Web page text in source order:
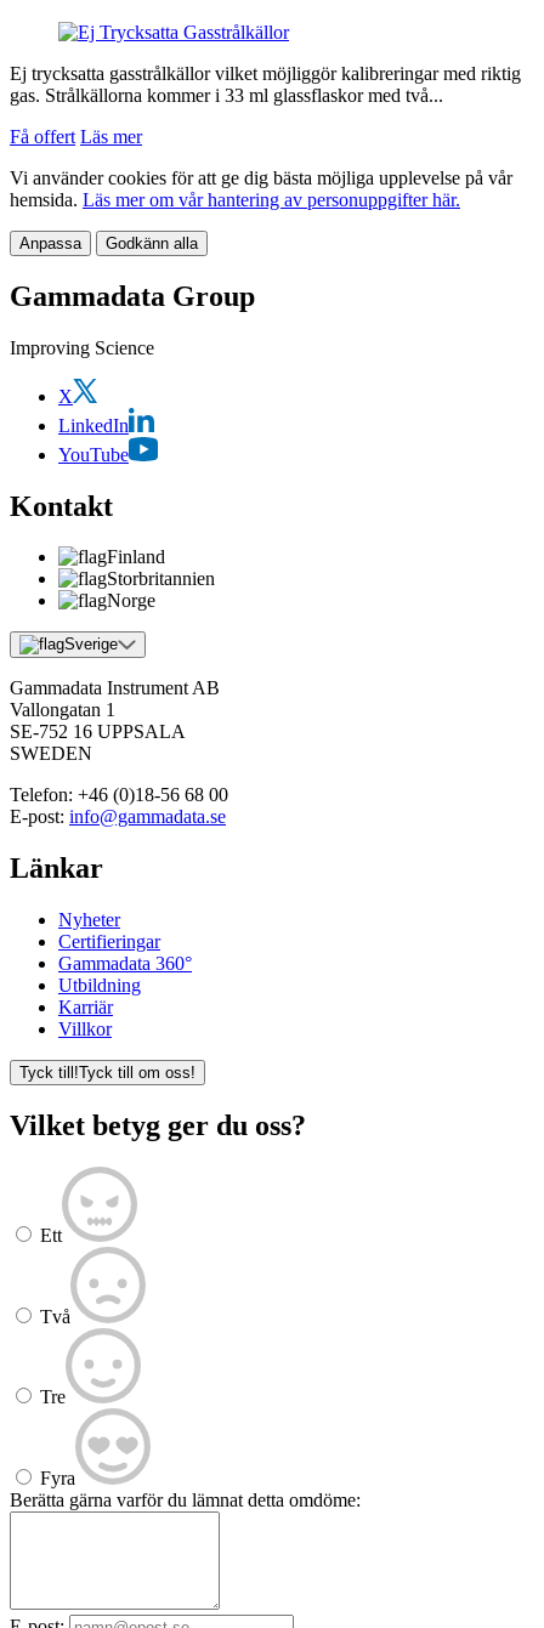
Ej trycksatta gasstrålkällor vilket möjliggör kalibreringar med riktig
gas. Strålkällorna kommer i 33 ml glassflaskor med två...
Få offert Läs mer
Vi använder cookies för att ge dig bästa möjliga upplevelse på vår
hemsida. Läs mer om vår hantering av personuppgifter här.
Anpassa Godkänn alla
Gammadata Group
Improving Science
X
LinkedIn
YouTube
Kontakt
Finland
Storbritannien
Norge
Sverige
Gammadata Instrument AB
Vallongatan 1
SE-752 16 UPPSALA
SWEDEN
Telefon: +46 (0)18-56 68 00
E-post: info@gammadata.se
Länkar
Nyheter
Certifieringar
Gammadata 360°
Utbildning
Karriär
Villkor
Tyck till!Tyck till om oss!
Vilket betyg ger du oss?
Ett
Två
Tre
Fyra
Berätta gärna varför du lämnat detta omdöme: